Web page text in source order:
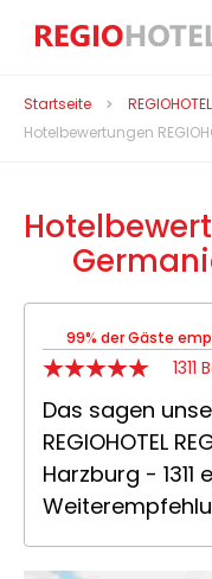
Startseite
Hotelbewertungen
99% der Gäste
Das sagen
REGIOHOTEL
Harzburg -